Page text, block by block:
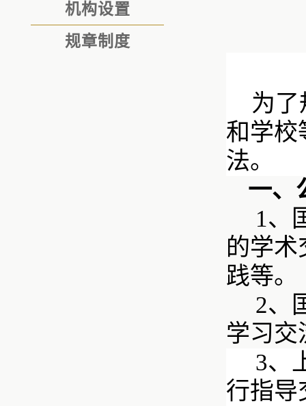
机构设置
规章制度
为
和学校
法。
一、
1、
的学
践等。
2、
学习交
3、
行指导